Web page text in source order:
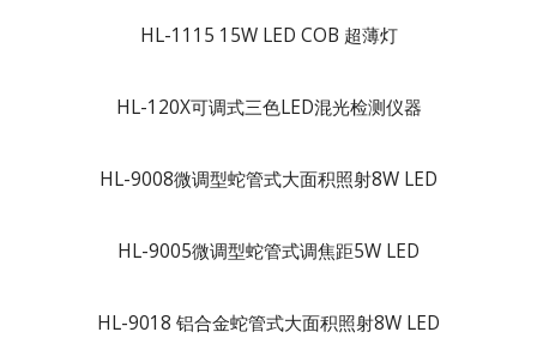
HL-1115 15W LED COB 超薄灯
HL-120X可调式三色LED混光检测仪器
HL-9008微调型蛇管式大面积照射8W LED
HL-9005微调型蛇管式调焦距5W LED
HL-9018 铝合金蛇管式大面积照射8W LED